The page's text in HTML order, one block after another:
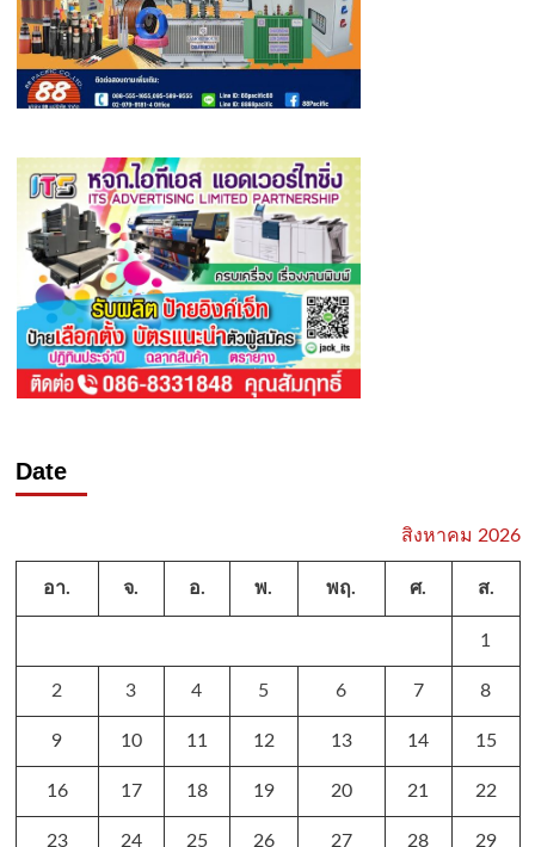
Date
สิงหาคม 2026
อา. จ. อ. พ. พฤ. ศ. ส.
1
2 3 4 5 6 7 8
9 10 11 12 13 14 15
16 17 18 19 20 21 22
23 24 25 26 27 28 29